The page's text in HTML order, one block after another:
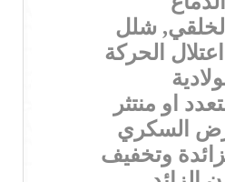
شلل
الحركة
او منتثر
السكري
وتخفيف